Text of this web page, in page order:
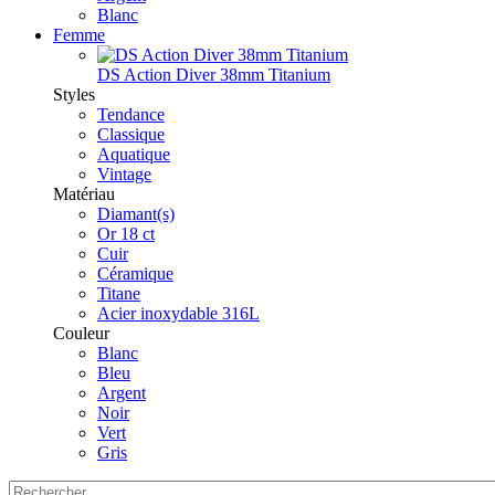
Blanc
Femme
DS Action Diver 38mm Titanium
Styles
Tendance
Classique
Aquatique
Vintage
Matériau
Diamant(s)
Or 18 ct
Cuir
Céramique
Titane
Acier inoxydable 316L
Couleur
Blanc
Bleu
Argent
Noir
Vert
Gris